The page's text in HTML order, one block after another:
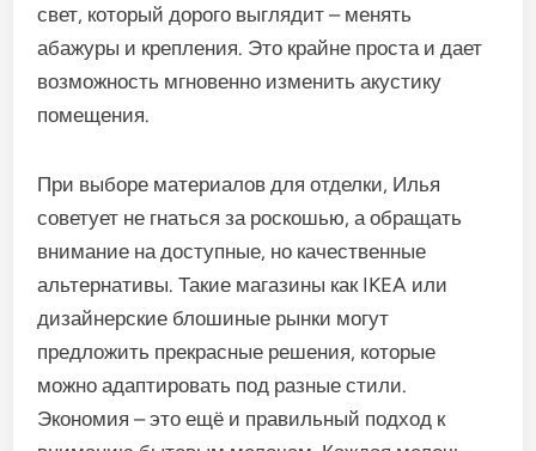
свет, который дорого выглядит – менять
абажуры и крепления. Это крайне проста и дает
возможность мгновенно изменить акустику
помещения.
При выборе материалов для отделки, Илья
советует не гнаться за роскошью, а обращать
внимание на доступные, но качественные
альтернативы. Такие магазины как IKEA или
дизайнерские блошиные рынки могут
предложить прекрасные решения, которые
можно адаптировать под разные стили.
Экономия – это ещё и правильный подход к